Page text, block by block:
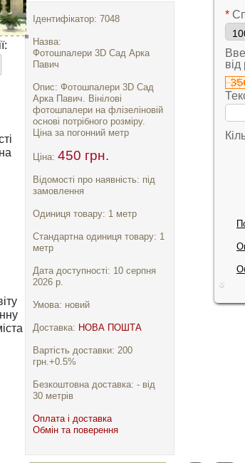
Ідентифікатор: 7048
Назва:
Фотошпалери 3D Сад Арка
Павич
Опис: Фотошпалери 3D Сад
Арка Павич. Вінілові
фотошпалери на флізеліновій
основі потрібного розміру.
Ціна за погонний метр
Ціна: 450 грн.
Відомості про наявність: під
замовлення
Одиниця товару: 1 метр
Стандартна одиниця товару: 1
метр
Дата доступності: 10 серпня
2026 р.
Умова: новий
Доставка: НОВА ПОШТА
Вартість доставки: 200
грн.+0.5%
Безкоштовна доставка: - від
30 метрів
Оплата і доставка
Обмін та поверення
*
від